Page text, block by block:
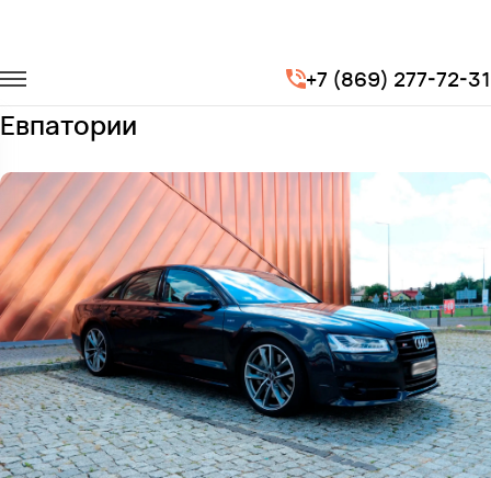
+7 (869) 277-72-31
Легковые автомобили Audi S8
Заказать Audi S8 с водителем в
Евпатории